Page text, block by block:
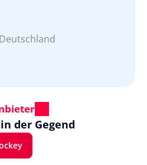
der Gegend